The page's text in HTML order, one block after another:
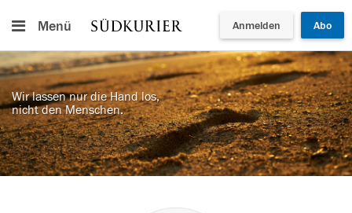
Menü Anmelden Abo
Wir lassen nur die Hand los,
nicht den Menschen.